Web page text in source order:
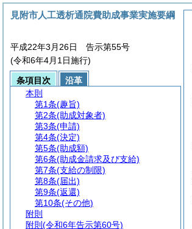
見附市人工透析通院費助成事業実施要綱
平成22年3月26日 告示第55号
(令和6年4月1日施行)
条項目次
沿革
本則
第1条(趣旨)
第2条(助成対象者)
第3条(申請)
第4条(決定)
第5条(助成額)
第6条(助成金請求及び支給)
第7条(支給の制限)
第8条(届出)
第9条(返還)
第10条(その他)
附則
附則 (令和6年告示第60号)